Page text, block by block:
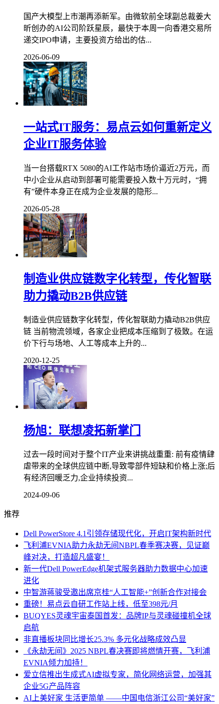
国产大模型上市潮再添新军。由微软前全球副总裁姜大
昕创办的AI公司阶跃星辰，最快于本周一向香港交易所
递交IPO申请，主要投资方给出的估...
2026-06-09
一站式IT服务：易点云如何重新定义
企业IT服务体验
当一台搭载RTX 5080的AI工作站市场价逼近2万元，而
中小企业从启动到部署可能需要投入数十万元时，“拥
有”硬件本身正在成为企业发展的隐形...
2026-05-28
制造业供应链数字化转型，传化智联
助力撬动B2B供应链
制造业供应链数字化转型，传化智联助力撬动B2B供应
链 当前物流领域，各家企业把成本压缩到了极致。在运
价下行与场地、人工等成本上升的...
2020-12-25
杨旭：联想凌拓新掌门
过去一段时间对于整个IT产业来讲挑战重重: 前有疫情肆
虐带来的全球供应链中断,导致零部件短缺和价格上涨;后
有经济回暖乏力,企业持续投资...
2024-09-06
推荐
Dell PowerStore 4.1引领存储现代化，开启IT架构新时代
飞利浦EVNIA助力永劫无间NBPL春季赛决赛，见证巅
峰对决，打造超凡盛宴！
新一代Dell PowerEdge机架式服务器助力数据中心加速
进化
中智游蒋骏受邀出席京桂“人工智能+”创新合作对接会
重磅！易点云自研工作站上线，低至398元/月
BUQYES灵魂宇宙泰国首发：品牌IP与灵魂碰撞机全球
启航
非直播板块同比增长25.3% 多元化战略成效凸显
《永劫无间》2025 NBPL春决赛即将燃情开赛，飞利浦
EVNIA倾力加持！
爱立信推出生成式AI虚拟专家，简化网络运营，加强其
企业5G产品阵容
AI上美好家 生活更简单 ——中国电信浙江公司“美好家”